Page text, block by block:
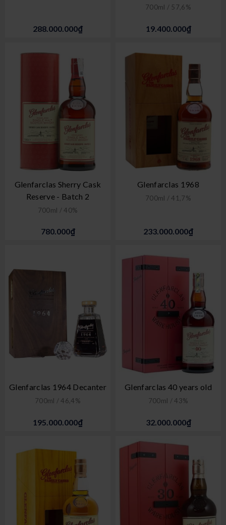
288.000.000₫
700ml / 57,6%
19.400.000₫
Glenfarclas Sherry Cask
Reserve - Batch 2
700ml / 40%
780.000₫
Glenfarclas 1968
700ml / 41,7%
233.000.000₫
Glenfarclas 1964 Decanter
700ml / 46,4%
195.000.000₫
Glenfarclas 40 years old
700ml / 43%
32.000.000₫